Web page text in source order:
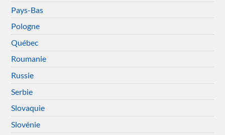
Pays-Bas
Pologne
Québec
Roumanie
Russie
Serbie
Slovaquie
Slovénie